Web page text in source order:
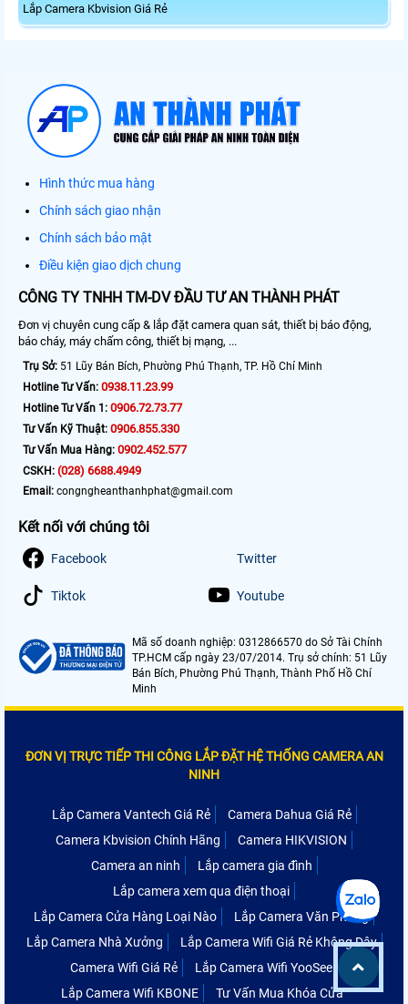
Lắp Camera Kbvision Giá Rẻ
Hình thức mua hàng
Chính sách giao nhận
Chính sách bảo mật
Điều kiện giao dịch chung
CÔNG TY TNHH TM-DV ĐẦU TƯ AN THÀNH PHÁT
Đơn vị chuyên cung cấp & lắp đặt camera quan sát, thiết bị báo động,
báo cháy, máy chấm công, thiết bị mạng, ...
Trụ Sở: 51 Lũy Bán Bích, Phường Phú Thạnh, TP. Hồ Chí Minh
Hotline Tư Vấn: 0938.11.23.99
Hotline Tư Vấn 1: 0906.72.73.77
Tư Vấn Kỹ Thuật: 0906.855.330
Tư Vấn Mua Hàng: 0902.452.577
CSKH: (028) 6688.4949
Email: congngheanthanhphat@gmail.com
Kết nối với chúng tôi
Facebook Twitter
Tiktok Youtube
Mã số doanh nghiệp: 0312866570 do Sở Tài Chính
TP.HCM cấp ngày 23/07/2014. Trụ sở chính: 51 Lũy
Bán Bích, Phường Phú Thạnh, Thành Phố Hồ Chí
Minh
ĐƠN VỊ TRỰC TIẾP THI CÔNG LẮP ĐẶT HỆ THỐNG CAMERA AN
NINH
Lắp Camera Vantech Giá Rẻ
Camera Dahua Giá Rẻ
Camera Kbvision Chính Hãng
Camera HIKVISION
Camera an ninh
Lắp camera gia đình
Lắp camera xem qua điện thoại
Lắp Camera Cửa Hàng Loại Nào
Lắp Camera Văn Phòng
Lắp Camera Nhà Xưởng
Lắp Camera Wifi Giá Rẻ Không Dây
Camera Wifi Giá Rẻ
Lắp Camera Wifi YooSee
Lắp Camera Wifi KBONE
Tư Vấn Mua Khóa Cửa